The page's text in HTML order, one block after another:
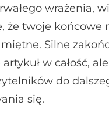
wrażenia,
że twoje końcowe
Silne
w całość,
do
się.